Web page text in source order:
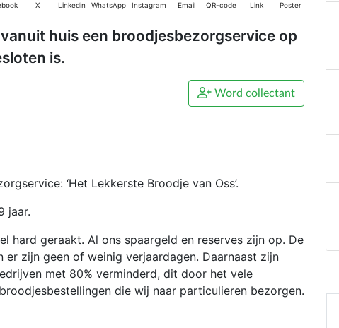
X Linkedin WhatsApp Instagram Email QR-code Link Poster
huis een broodjesbezorgservice op
is.
Word collectant
‘Het Lekkerste Broodje van Oss’.
jaar.
hard geraakt. Al ons spaargeld en reserves zijn op. De
zijn geen of weinig verjaardagen. Daarnaast zijn
met 80% verminderd, dit door het vele
die wij naar particulieren bezorgen.